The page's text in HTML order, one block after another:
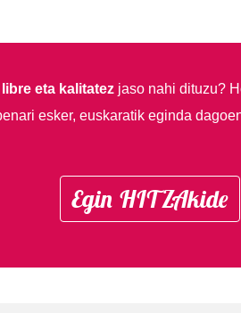
eta kalitatezjaso nahi dituzu?
esker, euskaratik eginda
Egin HITZAkide